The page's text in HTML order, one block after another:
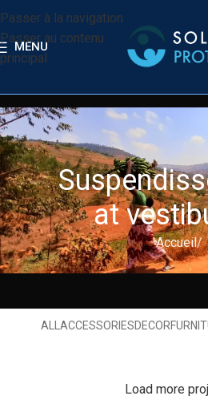
Passer à la navigation
Passer au contenu
principal
MENU
at
Accueil
ALL ACCESSORIESDECOR
Kitchen
Suspendisse quam at
Netus eu mollis hac dignis
Decor
Et vestibulum quis a
Accessories
Imperdiet mauris a nontin
Venenatis nam phasellus
Leo uteu ullamcorper
Load more